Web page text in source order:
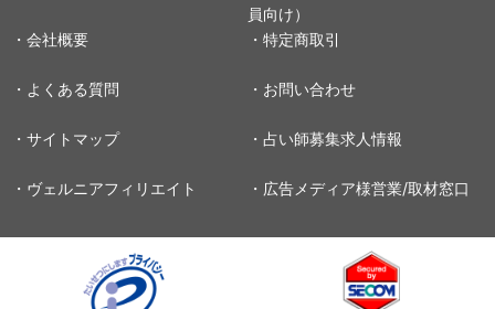
員向け）
・会社概要
・特定商取引
・よくある質問 ・お問い合わせ
・サイトマップ ・占い師募集求人情報
・ヴェルニアフィリエイト ・広告メディア様営業/取材窓口